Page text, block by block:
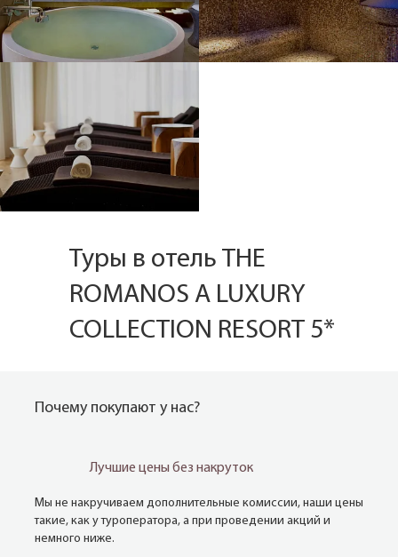
Туры в отель THE
ROMANOS A LUXURY
COLLECTION RESORT 5*
Почему покупают у нас?
Лучшие цены без накруток
Мы не накручиваем дополнительные комиссии, наши цены
такие, как у туроператора, а при проведении акций и
немного ниже.